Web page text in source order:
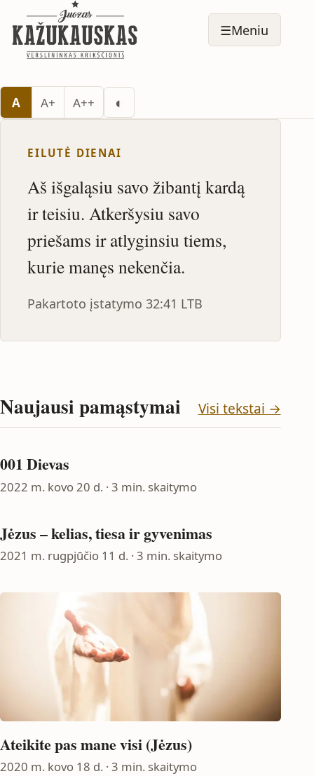
☰Meniu
A A+ A++ ◐
EILUTĖ DIENAI
Aš išgaląsiu savo žibantį kardą
ir teisiu. Atkeršysiu savo
priešams ir atlyginsiu tiems,
kurie manęs nekenčia.
Pakartoto įstatymo 32:41 LTB
Naujausi pamąstymai Visi tekstai →
001 Dievas
2022 m. kovo 20 d. · 3 min. skaitymo
Jėzus – kelias, tiesa ir gyvenimas
2021 m. rugpjūčio 11 d. · 3 min. skaitymo
Ateikite pas mane visi (Jėzus)
2020 m. kovo 18 d. · 3 min. skaitymo